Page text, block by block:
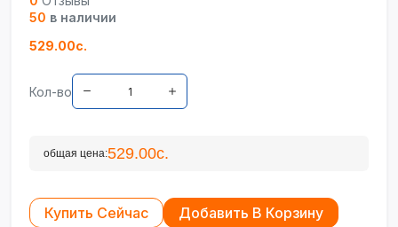
50 в наличии
529.00с.
Кол-во
общая цена:529.00с.
Купить Сейчас Добавить В Корзину